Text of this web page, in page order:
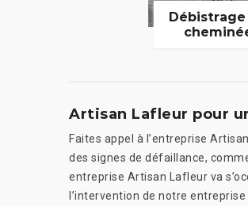
Artisan Lafleur pour
Faites appel à l’entreprise
des signes de défaillance,
entreprise Artisan Lafleur va
l’intervention de notre